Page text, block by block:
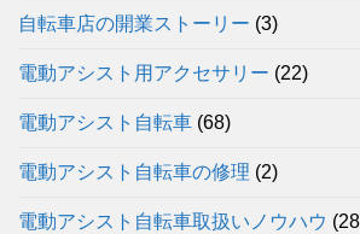
自転車店の開業ストーリー (3)
電動アシスト用アクセサリー (22)
電動アシスト自転車 (68)
電動アシスト自転車の修理 (2)
電動アシスト自転車取扱いノウハウ